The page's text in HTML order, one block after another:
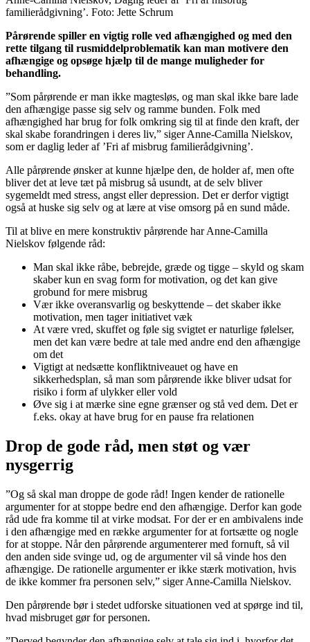
familierådgivning’. Foto: Jette Schrum
Pårørende spiller en vigtig rolle ved afhængighed og med den
rette tilgang til rusmiddelproblematik kan man motivere den
afhængige og opsøge hjælp til de mange muligheder for
behandling.
”Som pårørende er man ikke magtesløs, og man skal ikke bare lade
den afhængige passe sig selv og ramme bunden. Folk med
afhængighed har brug for folk omkring sig til at finde den kraft, der
skal skabe forandringen i deres liv,” siger Anne-Camilla Nielskov,
som er daglig leder af ’Fri af misbrug familierådgivning’.
Alle pårørende ønsker at kunne hjælpe den, de holder af, men ofte
bliver det at leve tæt på misbrug så usundt, at de selv bliver
sygemeldt med stress, angst eller depression. Det er derfor vigtigt
også at huske sig selv og at lære at vise omsorg på en sund måde.
Til at blive en mere konstruktiv pårørende har Anne-Camilla
Nielskov følgende råd:
Man skal ikke råbe, bebrejde, græde og tigge – skyld og skam
skaber kun en svag form for motivation, og det kan give
grobund for mere misbrug
Vær ikke overansvarlig og beskyttende – det skaber ikke
motivation, men tager initiativet væk
At være vred, skuffet og føle sig svigtet er naturlige følelser,
men det kan være bedre at tale med andre end den afhængige
om det
Vigtigt at nedsætte konfliktniveauet og have en
sikkerhedsplan, så man som pårørende ikke bliver udsat for
risiko i form af ulykker eller vold
Øve sig i at mærke sine egne grænser og stå ved dem. Det er
f.eks. okay at have brug for en pause fra relationen
Drop de gode råd, men støt og vær
nysgerrig
”Og så skal man droppe de gode råd! Ingen kender de rationelle
argumenter for at stoppe bedre end den afhængige. Derfor kan gode
råd ude fra komme til at virke modsat. For der er en ambivalens inde
i den afhængige med en række argumenter for at fortsætte og nogle
for at stoppe. Når den pårørende argumenterer med fornuft, så vil
den anden side svinge ud, og de argumenter vil så vinde hos den
afhængige. De rationelle argumenter er ikke stærk motivation, hvis
de ikke kommer fra personen selv,” siger Anne-Camilla Nielskov.
Den pårørende bør i stedet udforske situationen ved at spørge ind til,
hvad misbruget gør for personen.